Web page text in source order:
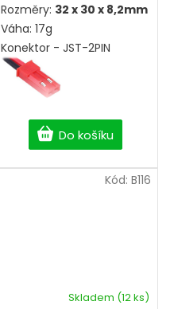
Do košíku
Rozměry: 32 x 30 x 8,2mm
Váha: 17g
Konektor - JST-2PIN
Skladem (12 ks)
Kód: B116